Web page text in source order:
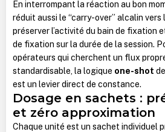
En interrompant la réaction au bon
réduit aussi le “carry-over” alcalin vers
préserver l’activité du bain de fixation
de fixation sur la durée de la session.
opérateurs qui cherchent un flux
standardisable, la logique one-shot
est un levier direct de constance.
Dosage en sachets :
et zéro approximation
Chaque unité est un sachet individuel